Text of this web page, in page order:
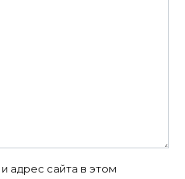
адрес сайта в этом